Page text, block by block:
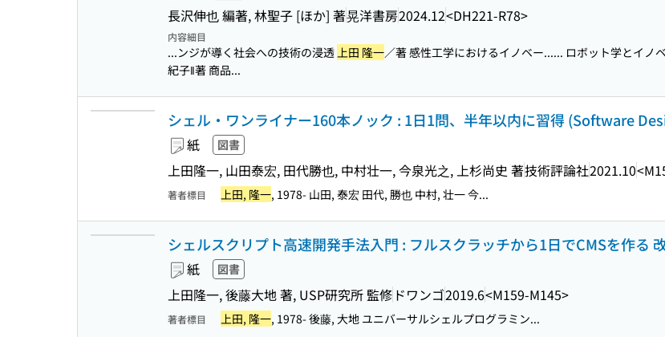
長沢伸也 編著, 林聖子 [ほか] 著晃洋書房2024.12<DH221-R78>
内容細目
...ンジが導く社会への技術の浸透上田 隆一／著 感性工学におけるイノベー...... ロボット学とイノ
紀子‖著 商品...
シェル・ワンライナー160本ノック : 1日1問、半年以内に習得 (Software
紙 図書
上田隆一, 山田泰宏, 田代勝也, 中村壮一, 今泉光之, 上杉尚史 著技術評論社2021.10
著者標目 上田, 隆一, 1978- 山田, 泰宏 田代, 勝也 中村, 壮一 今...
シェルスクリプト高速開発手法入門 : フルスクラッチから1日でCMSを作る
紙 図書
上田隆一, 後藤大地 著, USP研究所 監修 ドワンゴ2019.6<M159-M145>
著者標目 上田, 隆一, 1978- 後藤, 大地 ユニバーサルシェルプログラミン...